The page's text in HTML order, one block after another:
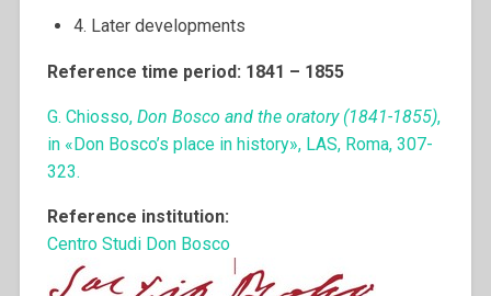
4. Later developments
Reference time period: 1841 – 1855
G. Chiosso, Don Bosco and the oratory (1841-1855),
in «Don Bosco’s place in history», LAS, Roma, 307-
323.
Reference institution:
Centro Studi Don Bosco